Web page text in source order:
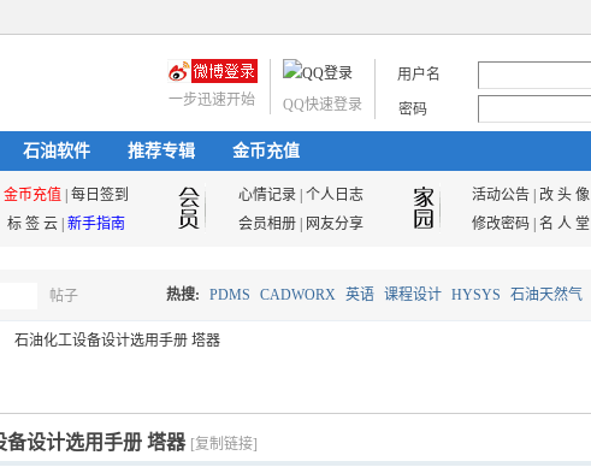
用户名
密码
QQ快速登录
一步迅速开始
石油软件 推荐专辑 金币充值
金币充值 每日签到 心情记录 个人日志 活动公告| 改 头 像
标 签 云 新手指南 会员相册 网友分享 修改密码| 名 人 堂
帖子
搜
索
热搜: PDMS CADWORX 英语 课程设计 HYSYS 石油天然气
油气储运
石油化工设备设计选用手册 塔器
备设计选用手册 塔器 [复制链接]